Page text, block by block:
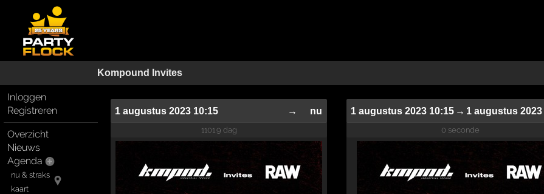
Kompound Invites
Inloggen
Registreren
Overzicht
Nieuws
Agenda
nu & straks
kaart
1 augustus 2023 10:15 → nu
1101.9 dag
1 augustus 2023 10:15 → 1 augustus 2023
0 seconde